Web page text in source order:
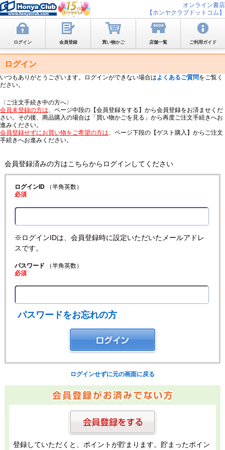
オンライン書店
【ホンヤクラブドットコム】
ログイン 会員登録 買い物かご 店舗一覧 ご利用ガイド
ログイン
いつもありがとうございます。ログインができない場合はよくあるご質問をご覧く
ださい。
〈ご注文手続き中の方へ〉
会員未登録の方は、ページ中段の【会員登録をする】から会員登録をお済ませくだ
さい。その後、商品購入の場合は「買い物かごを見る」から再度ご注文手続きへお
進みください。
会員登録せずにお買い物をご希望の方は、ページ下段の【ゲスト購入】からご注文
手続きへお進みください。
会員登録済みの方はこちらからログインしてください
ログインID（半角英数）
必須
※ログインIDは、会員登録時に設定いただいたメールアドレ
スです。
パスワード （半角英数）
必須
パスワードをお忘れの方
ログインせずに元の画面に戻る
登録していただくと、ポイントが貯まります。貯まったポイン